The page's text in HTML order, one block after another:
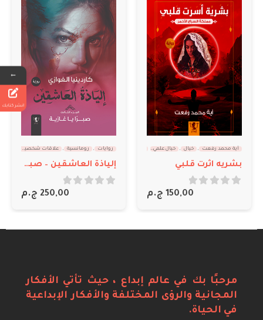
روايات , رومانسية , علاقات شخصية كاردينيا الغوازي
250,00 ج.م
آية محمد رفعت , خيال , رومانسية
تمائم عشق لم يكتمل
125,00 ج.م
مرحبًا بك في عالم إبداع ، حيث تأتي الأفكار
المجانية والرؤى المختلفة والأفكار الإبداعية
في الحياة.
←
انشر كتابك